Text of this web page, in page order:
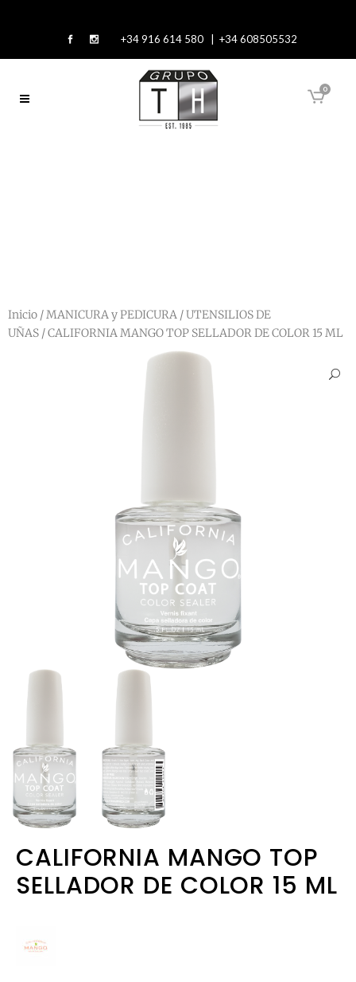
+34 916 614 580 | +34 608505532
0
Inicio /MANICURA y PEDICURA /UTENSILIOS DE
UÑAS / CALIFORNIA MANGO TOP SELLADOR DE COLOR 15 ML
CALIFORNIA MANGO TOP
SELLADOR DE COLOR 15 ML